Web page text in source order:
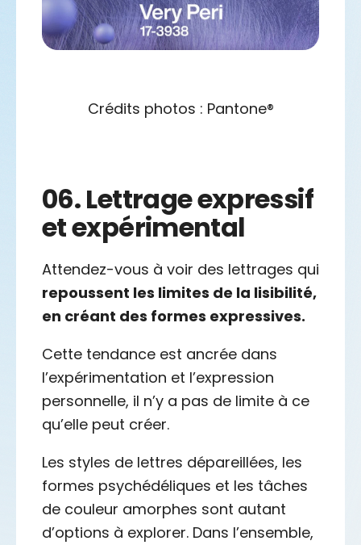
Crédits photos : Pantone®
06.Lettrage expressif
et expérimental
Attendez-vous à voir des lettrages qui
repoussent les limites de la lisibilité,
en créant des formes expressives.
Cette tendance est ancrée dans
l’expérimentation et l’expression
personnelle, il n’y a pas de limite à ce
qu’elle peut créer.
Les styles de lettres dépareillées, les
formes psychédéliques et les tâches
de couleur amorphes sont autant
d’options à explorer. Dans l’ensemble,